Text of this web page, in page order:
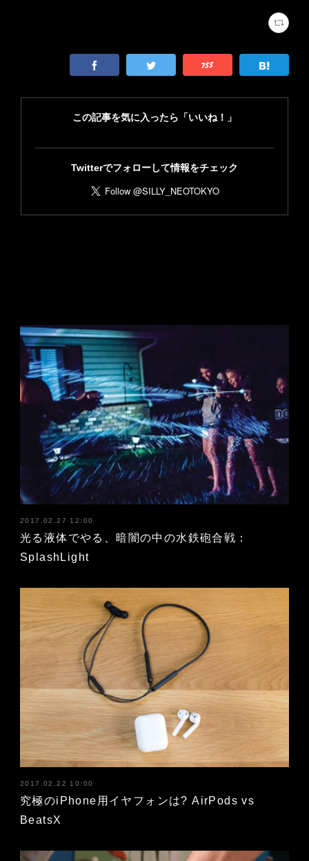
2017.02.27 12:00
光る液体でやる、暗闇の中の水鉄砲合戦：
SplashLight
2017.02.22 10:00
究極のiPhone用イヤフォンは? AirPods vs
BeatsX